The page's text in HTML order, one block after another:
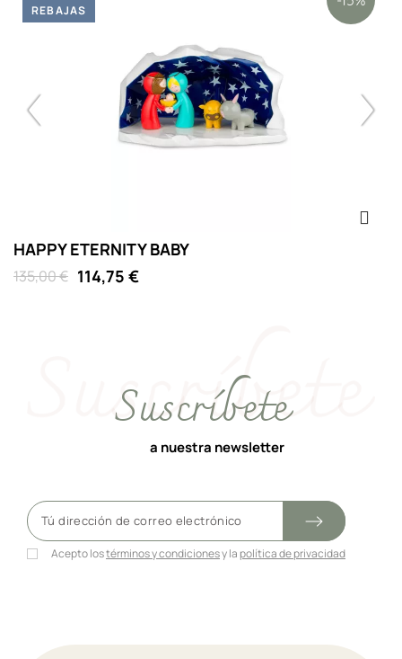
HAPPY ETERNITY BABY
135,00 € 114,75 €
REBAJAS
Suscríbete
a nuestra newsletter
Acepto lostérminos y condicionesy la política de privacidad